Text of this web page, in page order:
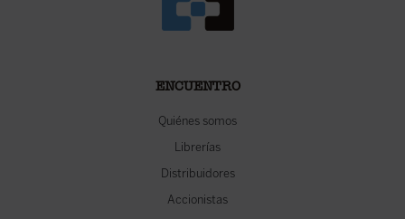
ENCUENTRO
Quiénes somos
Librerías
Distribuidores
Accionistas